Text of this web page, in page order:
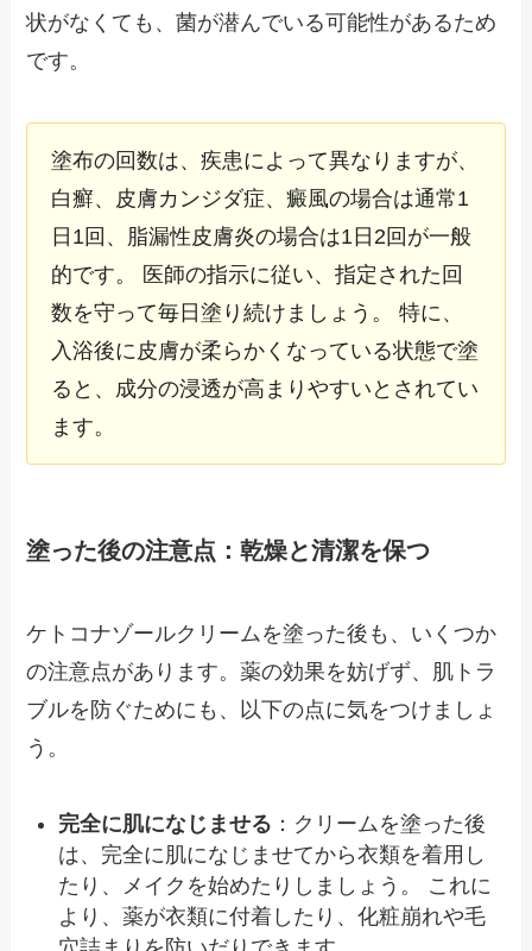
状がなくても、菌が潜んでいる可能性があるため
です。
塗布の回数は、疾患によって異なりますが、
白癬、皮膚カンジダ症、癜風の場合は通常1
日1回、脂漏性皮膚炎の場合は1日2回が一般
的です。 医師の指示に従い、指定された回
数を守って毎日塗り続けましょう。 特に、
入浴後に皮膚が柔らかくなっている状態で塗
ると、成分の浸透が高まりやすいとされてい
ます。
塗った後の注意点：乾燥と清潔を保つ
ケトコナゾールクリームを塗った後も、いくつか
の注意点があります。薬の効果を妨げず、肌トラ
ブルを防ぐためにも、以下の点に気をつけましょ
う。
完全に肌になじませる ：クリームを塗った後
は、完全に肌になじませてから衣類を着用し
たり、メイクを始めたりしましょう。 これに
より、薬が衣類に付着したり、化粧崩れや毛